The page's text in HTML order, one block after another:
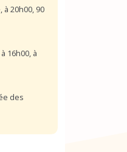
à 20h00, 90
16h00, à
des